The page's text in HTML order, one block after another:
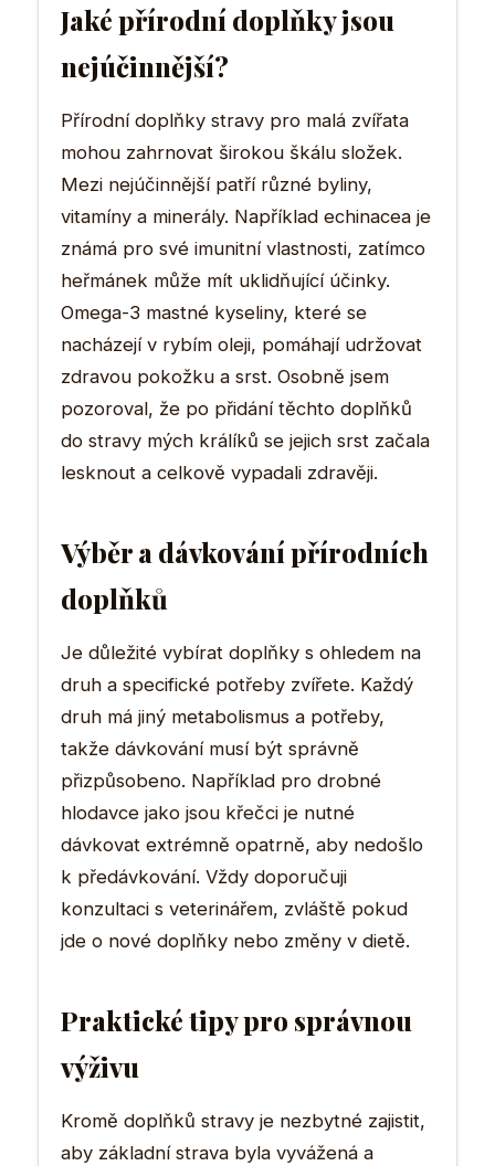
Jaké přírodní doplňky jsou
nejúčinnější?
Přírodní doplňky stravy pro malá zvířata
mohou zahrnovat širokou škálu složek.
Mezi nejúčinnější patří různé byliny,
vitamíny a minerály. Například echinacea je
známá pro své imunitní vlastnosti, zatímco
heřmánek může mít uklidňující účinky.
Omega-3 mastné kyseliny, které se
nacházejí v rybím oleji, pomáhají udržovat
zdravou pokožku a srst. Osobně jsem
pozoroval, že po přidání těchto doplňků
do stravy mých králíků se jejich srst začala
lesknout a celkově vypadali zdravěji.
Výběr a dávkování přírodních
doplňků
Je důležité vybírat doplňky s ohledem na
druh a specifické potřeby zvířete. Každý
druh má jiný metabolismus a potřeby,
takže dávkování musí být správně
přizpůsobeno. Například pro drobné
hlodavce jako jsou křečci je nutné
dávkovat extrémně opatrně, aby nedošlo
k předávkování. Vždy doporučuji
konzultaci s veterinářem, zvláště pokud
jde o nové doplňky nebo změny v dietě.
Praktické tipy pro správnou
výživu
Kromě doplňků stravy je nezbytné zajistit,
aby základní strava byla vyvážená a